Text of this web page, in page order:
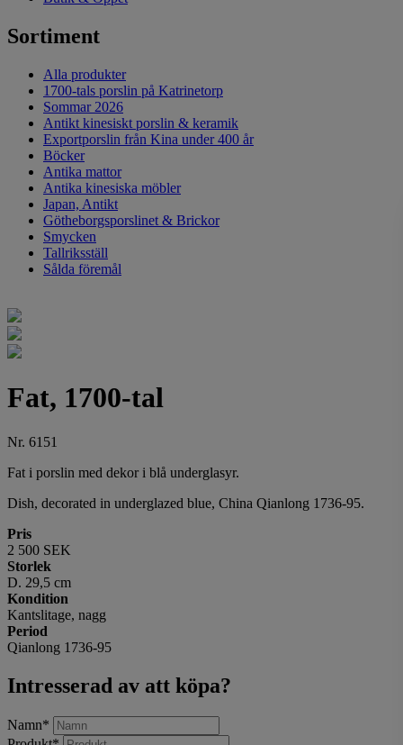
Sortiment
Alla produkter
1700-tals porslin på Katrinetorp
Sommar 2026
Antikt kinesiskt porslin & keramik
Exportporslin från Kina under 400 år
Böcker
Antika mattor
Antika kinesiska möbler
Japan, Antikt
Götheborgsporslinet & Brickor
Smycken
Tallriksställ
Sålda föremål
Fat, 1700-tal
Nr. 6151
Fat i porslin med dekor i blå underglasyr.
Dish, decorated in underglazed blue, China Qianlong 1736-95.
Pris
2 500 SEK
Storlek
D. 29,5 cm
Kondition
Kantslitage, nagg
Period
Qianlong 1736-95
Intresserad av att köpa?
Namn*